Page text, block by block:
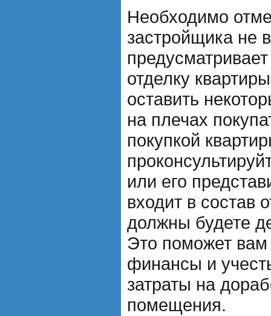
Необходимо
застройщика не
отделку
оставить
на плечах
покупкой
или его
входит в состав
должны будете
Это поможет вам
финансы и
затраты на
помещения.